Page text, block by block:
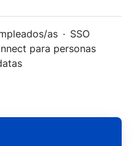
as · SSO
para personas